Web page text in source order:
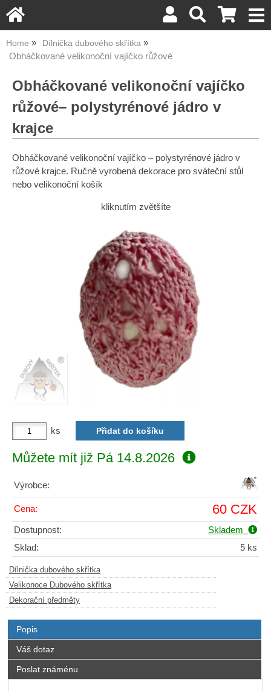
Home Dílnička dubového skřítka
Obháčkované velikonoční vajíčko růžové
Obháčkované velikonoční vajíčko
růžové– polystyrénové jádro v
krajce
Obháčkované velikonoční vajíčko – polystyrénové jádro v
růžové krajce. Ručně vyrobená dekorace pro sváteční stůl
nebo velikonoční košík
kliknutím zvětšíte
ks
Můžete mít již Pá 14.8.2026
Výrobce:
Cena: 60 CZK
Dostupnost:
Skladem
Sklad:
5 ks
Dílnička dubového skřítka
Velikonoce Dubového skřítka
Dekorační předměty
Popis
Váš dotaz
Poslat známénu